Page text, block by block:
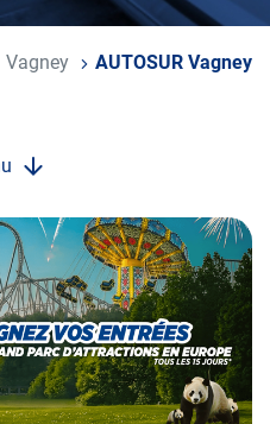
Vagney AUTOSUR Vagney